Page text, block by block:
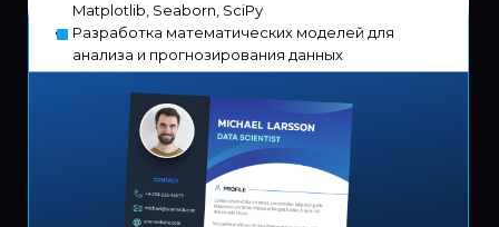
Matplotlib, Seaborn, SciPy
Разработка математических моделей для
анализа и прогнозирования данных